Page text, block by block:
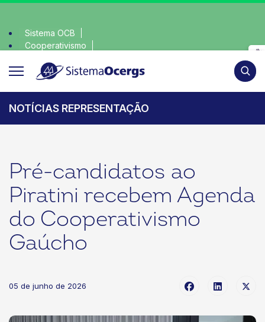
Sistema OCB
Cooperativismo
NOTÍCIAS REPRESENTAÇÃO
Pré-candidatos ao
Piratini recebem Agenda
do Cooperativismo
Gaúcho
05 de junho de 2026